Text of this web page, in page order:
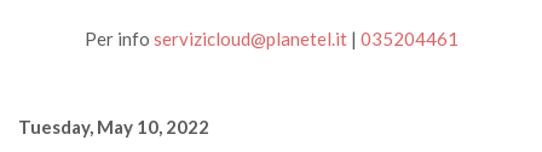
Per info servizicloud@planetel.it| 035204461
Tuesday, May 10, 2022